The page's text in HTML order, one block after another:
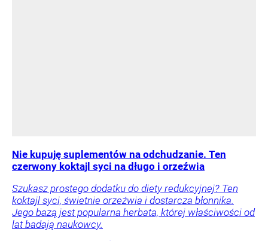
Nie kupuję suplementów na odchudzanie. Ten
czerwony koktajl syci na długo i orzeźwia
Szukasz prostego dodatku do diety redukcyjnej? Ten
koktajl syci, świetnie orzeźwia i dostarcza błonnika.
Jego bazą jest popularna herbata, której właściwości od
lat badają naukowcy.